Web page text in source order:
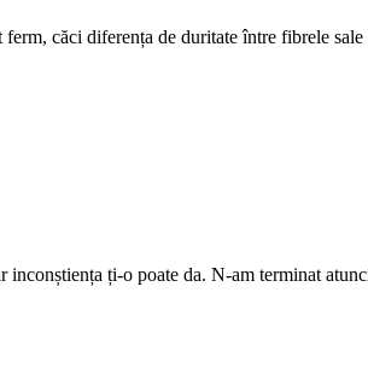
căci diferența de duritate între fibrele sale
inconștiența ți-o poate da. N-am terminat